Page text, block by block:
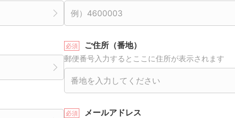
ご住所（番地）
郵便番号入力するとここに住所が表示されます
メールアドレス